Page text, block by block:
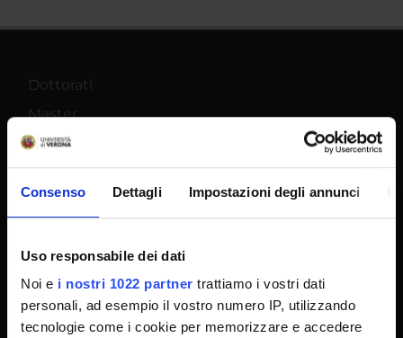
Consenso Dettagli Impostazioni degli annunci
Uso responsabile dei dati
Noi e i nostri 1022 partner trattiamo i vostri dati
personali, ad esempio il vostro numero IP, utilizzando
tecnologie come i cookie per memorizzare e accedere
Dottorati
Master
Contatti e mappa
Supporto tecnico
Area Amministrativa
Privacy policy
Segui su